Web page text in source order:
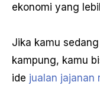
ekonomi yang
Jika kamu
kampung, kamu
ide jualan jajanan